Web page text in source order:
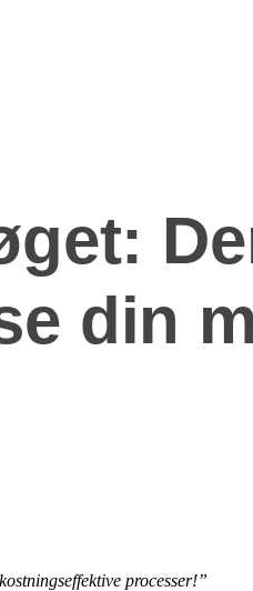
din
processer!”